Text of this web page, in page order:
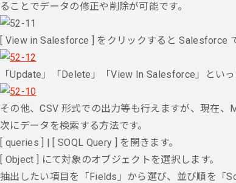
ることでデータの修正や削除が可能です。
[ View in Salesforce ] をクリックすると Salesforce
「Update」「Delete」「View In Salesforce」とい
その他、CSV 形式での出力等も行えますが、現在、
次にデータを検索する方法です。
[ queries ] | [ SOQL Query ] を開きます。
[ Object ] にて対象のオブジェクトを選択します。
抽出したい項目を「Fields」から選び、並び順を「